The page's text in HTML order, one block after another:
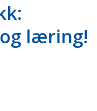
læring!